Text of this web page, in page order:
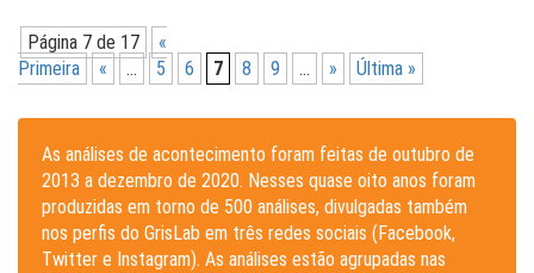
Página 7 de 17
«
Primeira
« ... 5 6 7 8 9 ... » Última »
As análises de acontecimento foram feitas de outubro de
2013 a dezembro de 2020. Nesses quase oito anos foram
produzidas em torno de 500 análises, divulgadas também
nos perfis do GrisLab em três redes sociais (Facebook,
Twitter e Instagram). As análises estão agrupadas nas